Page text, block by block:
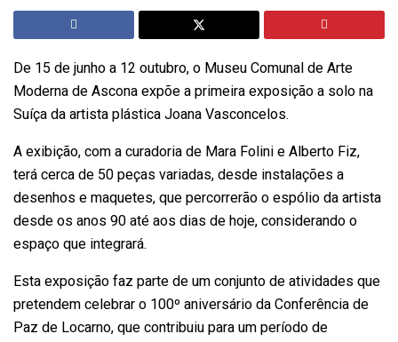
De 15 de junho a 12 outubro, o Museu Comunal de Arte
Moderna de Ascona expõe a primeira exposição a solo na
Suíça da artista plástica Joana Vasconcelos.
A exibição, com a curadoria de Mara Folini e Alberto Fiz,
terá cerca de 50 peças variadas, desde instalações a
desenhos e maquetes, que percorrerão o espólio da artista
desde os anos 90 até aos dias de hoje, considerando o
espaço que integrará.
Esta exposição faz parte de um conjunto de atividades que
pretendem celebrar o 100º aniversário da Conferência de
Paz de Locarno, que contribuiu para um período de